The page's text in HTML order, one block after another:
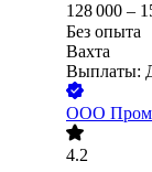
128 000 –
Без опыта
Вахта
Выплаты:
ООО
4.2